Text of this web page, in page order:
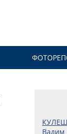
Вадим